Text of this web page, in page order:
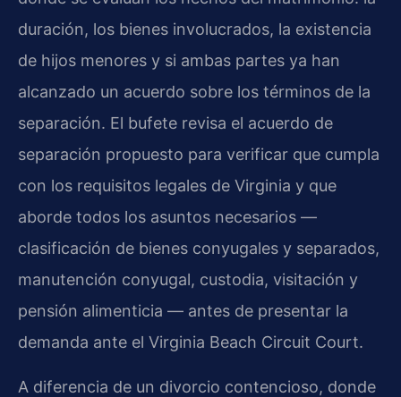
duración, los bienes involucrados, la existencia
de hijos menores y si ambas partes ya han
alcanzado un acuerdo sobre los términos de la
separación. El bufete revisa el acuerdo de
separación propuesto para verificar que cumpla
con los requisitos legales de Virginia y que
aborde todos los asuntos necesarios —
clasificación de bienes conyugales y separados,
manutención conyugal, custodia, visitación y
pensión alimenticia — antes de presentar la
demanda ante el Virginia Beach Circuit Court.
A diferencia de un divorcio contencioso, donde